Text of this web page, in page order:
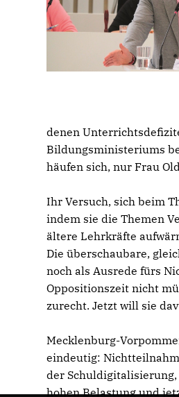
denen
Bildungsministeriums
häufen sich, nur Frau
Ihr Versuch, sich beim
indem sie die Themen
ältere Lehrkräfte
Die überschaubare,
noch als Ausrede fürs
Oppositionszeit nicht
zurecht. Jetzt will sie
Mecklenburg-
eindeutig:
der
hohen Belastung und